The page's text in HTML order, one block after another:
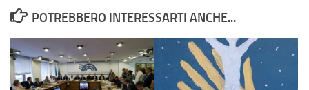
POTREBBERO INTERESSARTI ANCHE...